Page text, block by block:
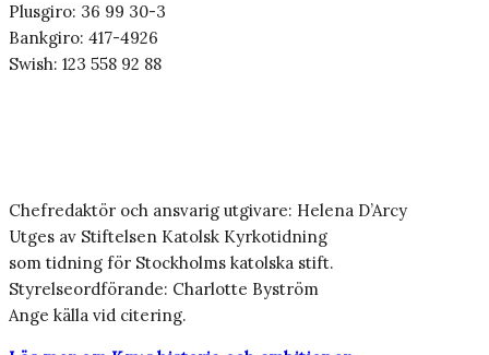
Plusgiro: 36 99 30-3
Bankgiro: 417-4926
Swish: 123 558 92 88
Chefredaktör och ansvarig utgivare: Helena D’Arcy
Utges av Stiftelsen Katolsk Kyrkotidning
som tidning för Stockholms katolska stift.
Styrelseordförande: Charlotte Byström
Ange källa vid citering.